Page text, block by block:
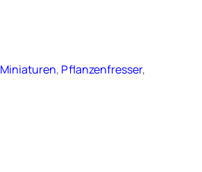
Miniaturen, Pflanzenfresser